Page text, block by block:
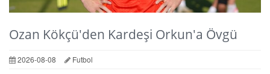
Ozan Kökçü'den Kardeşi Orkun'a Övgü
2026-08-08 Futbol